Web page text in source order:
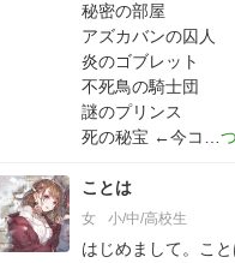
秘密の部屋
アズカバンの囚人
炎のゴブレット
不死鳥の騎士団
謎のプリンス
死の秘宝 ←今コ
ことは
女 小/中/高校生
はじめまして。こと